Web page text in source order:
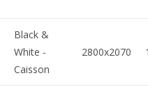
Black &
White -
Caisson
2800x2070